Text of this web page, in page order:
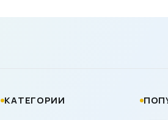
КАТЕГОРИИ